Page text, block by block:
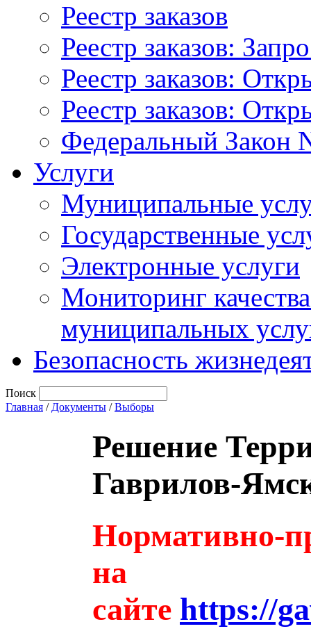
Реестр заказов
Реестр заказов:
Реестр заказов:
Реестр заказов:
Федеральный Закон
Услуги
Муниципальные
Государственные
Электронные услуги
Мониторинг
муниципальных
Безопасность
Поиск
Главная / Документы /Выборы
Решение
Гаврилов-
Нормативно-
на
сайте https://